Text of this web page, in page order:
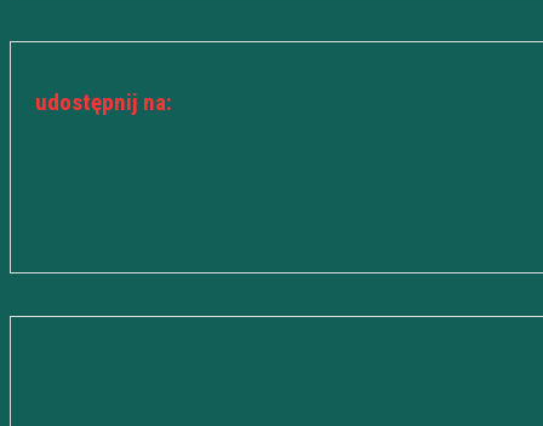
udostępnij na: